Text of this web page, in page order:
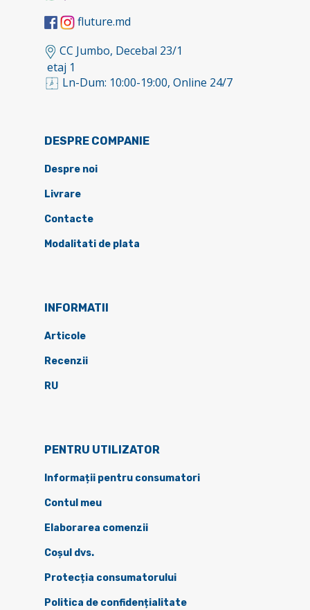
fluture.md
CC Jumbo, Decebal 23/1
etaj 1
Ln-Dum: 10:00-19:00, Online 24/7
DESPRE COMPANIE
Despre noi
Livrare
Contacte
Modalitati de plata
INFORMATII
Articole
Recenzii
RU
PENTRU UTILIZATOR
Informații pentru consumatori
Contul meu
Elaborarea comenzii
Coșul dvs.
Protecția consumatorului
Politica de confidențialitate